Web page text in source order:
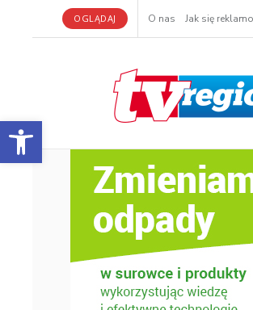
Otwórz pasek narzędzi
OGLĄDAJ O nas Jak się